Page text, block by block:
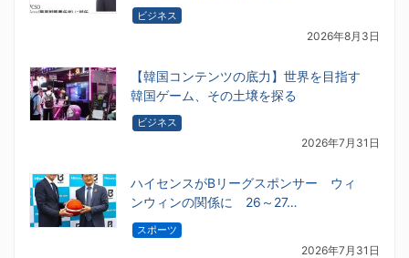
ビジネス
2026年8月3日
【韓国コンテンツの底力】世界を目指す
韓国ゲーム、その土壌を探る
ビジネス
2026年7月31日
ハイセンスがBリーグスポンサー ウィ
ンウィンの関係に 26～27…
スポーツ
2026年7月31日